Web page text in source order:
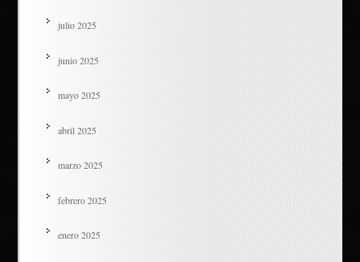
julio 2025
junio 2025
mayo 2025
abril 2025
marzo 2025
febrero 2025
enero 2025